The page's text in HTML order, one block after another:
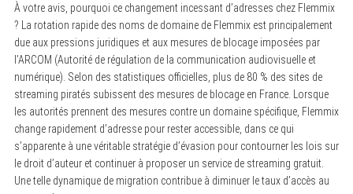
À votre avis, pourquoi ce changement incessant d’adresses chez Flemmix
? La rotation rapide des noms de domaine de Flemmix est principalement
due aux pressions juridiques et aux mesures de blocage imposées par
l’ARCOM (Autorité de régulation de la communication audiovisuelle et
numérique). Selon des statistiques officielles, plus de 80 % des sites de
streaming piratés subissent des mesures de blocage en France. Lorsque
les autorités prennent des mesures contre un domaine spécifique, Flemmix
change rapidement d’adresse pour rester accessible, dans ce qui
s’apparente à une véritable stratégie d’évasion pour contourner les lois sur
le droit d’auteur et continuer à proposer un service de streaming gratuit.
Une telle dynamique de migration contribue à diminuer le taux d’accès au